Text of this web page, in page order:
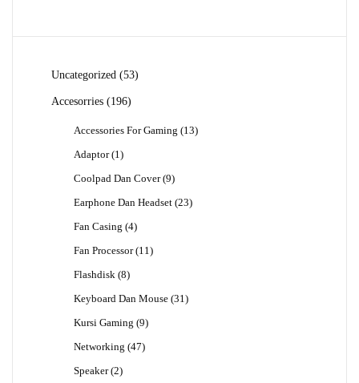
Uncategorized 5353
Accesorries
196196
Accessories For Gaming 1313
Adaptor 11
Coolpad Dan Cover 99
Earphone Dan Headset 2323
Fan Casing 44
Fan Processor 1111
Flashdisk 88
Keyboard Dan Mouse 3131
Kursi Gaming 99
Networking 4747
Speaker 22